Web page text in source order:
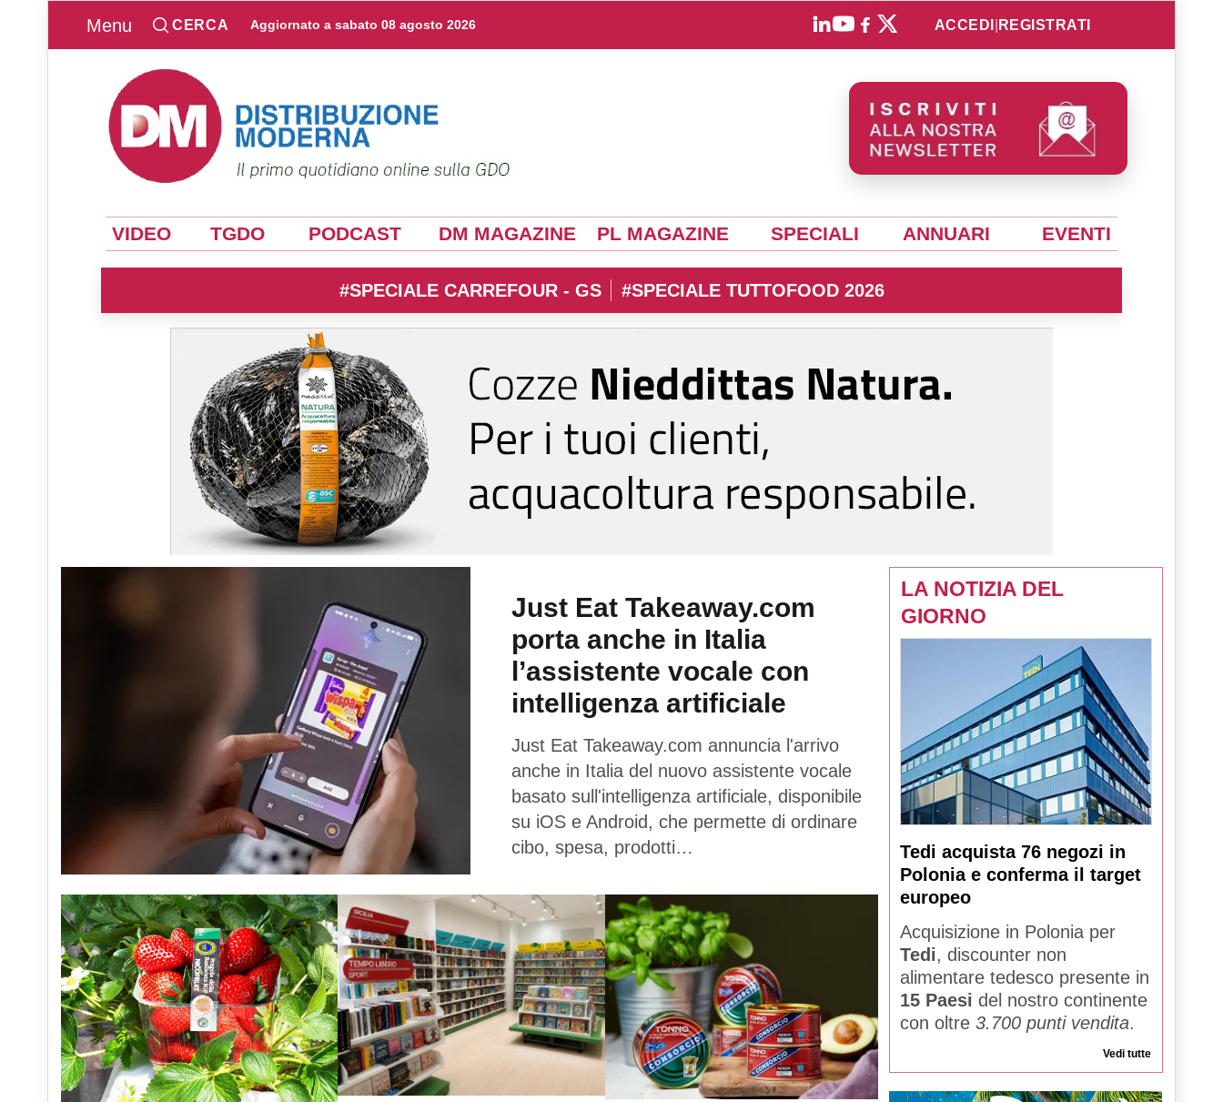
Menu CERCA Aggiornato a sabato 08 agosto 2026 ACCEDI REGISTRATI
VIDEO TGDO PODCAST DM MAGAZINE PL MAGAZINE SPECIALI ANNUARI EVENTI
#SPECIALE CARREFOUR - GS #SPECIALE TUTTOFOOD 2026
Just Eat Takeaway.com
porta anche in Italia
l’assistente vocale con
intelligenza artificiale
Just Eat Takeaway.com annuncia l'arrivo
anche in Italia del nuovo assistente vocale
basato sull'intelligenza artificiale, disponibile
su iOS e Android, che permette di ordinare
cibo, spesa, prodotti…
LA NOTIZIA DEL
GIORNO
Tedi acquista 76 negozi in
Polonia e conferma il target
europeo
Acquisizione in Polonia per
Tedi, discounter non
alimentare tedesco presente in
15 Paesi del nostro continente
con oltre 3.700 punti vendita.
Vedi tutte